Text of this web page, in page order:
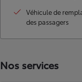
Véhicule de
des passagers
Nos services